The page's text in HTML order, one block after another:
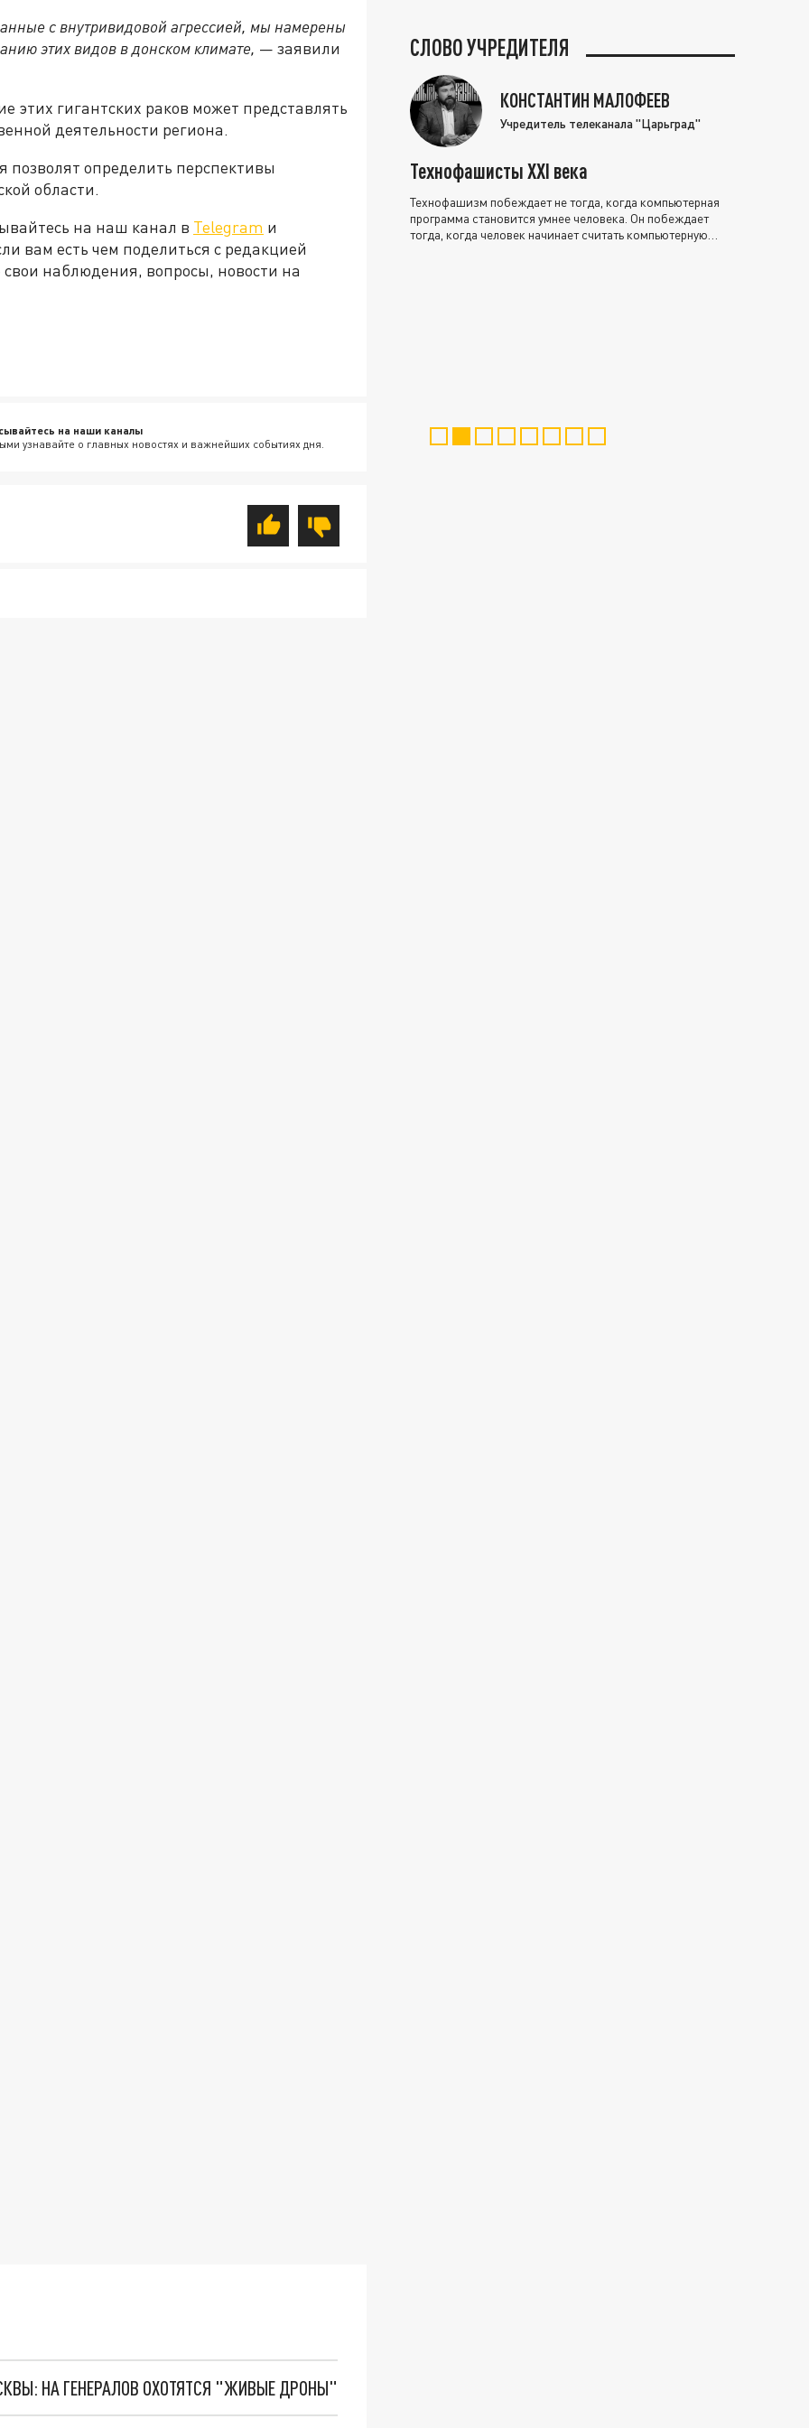
с внутривидовой агрессией, мы намерены
этих видов в донском климате, — заявили
этих гигантских раков может представлять
деятельности региона.
определить перспективы
области.
на наш канал в Telegram и
вам есть чем поделиться с редакцией
наблюдения, вопросы, новости на
на наши каналы
узнавайте о главных новостях и важнейших событиях дня.
НА ГЕНЕРАЛОВ ОХОТЯТСЯ "ЖИВЫЕ ДРОНЫ"
СЛОВО УЧРЕДИТЕЛЯ
КОНСТАНТИН МАЛОФЕЕВ
Учредитель телеканала "Царьград"
Технофашисты XXI века
Технофашизм побеждает не тогда, когда компьютерная
программа становится умнее человека. Он побеждает
тогда, когда человек начинает считать компьютерную